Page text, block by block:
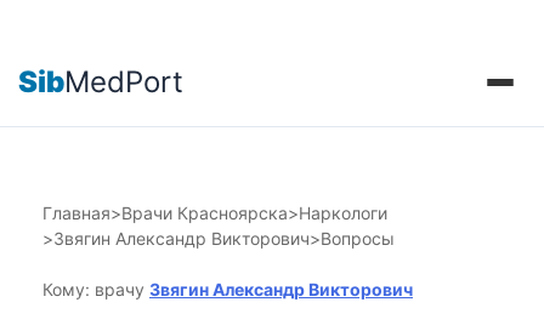
SibMedPort
Главная>Врачи Красноярска>Наркологи
>Звягин Александр Викторович>Вопросы
Кому: врачу Звягин Александр Викторович